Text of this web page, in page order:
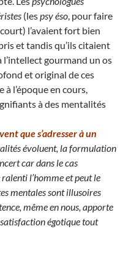
(lespsy éso , pour faire
l’avaient fort bien
et tandis qu’ils citaient
gourmand un os
et original de ces
l’époque en cours,
à des mentalités
que s’adresser à un
évoluent, la formulation
car dans le cas
l’homme et peut le
mentales sont illusoires
même en nous , apporte
égotique tout